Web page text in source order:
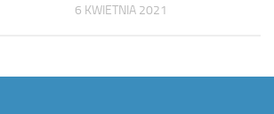
6 KWIETNIA 2021